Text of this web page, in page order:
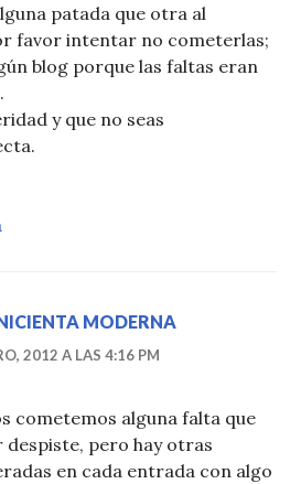
patada que otra al
favor intentar no cometerlas;
blog porque las faltas eran
y que no seas
MODERNA
2012 A LAS 4:16 PM
cometemos alguna falta que
despiste, pero hay otras
en cada entrada con algo